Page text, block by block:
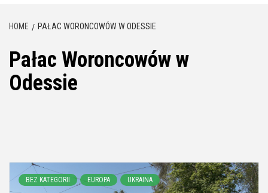
HOME PAŁAC WORONCOWÓW W ODESSIE
Pałac Woroncowów w
Odessie
BEZ KATEGORII EUROPA UKRAINA